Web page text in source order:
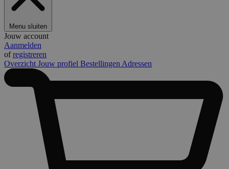
Menu sluiten
Jouw account
Aanmelden
ofregistreren
Overzicht Jouw profiel Bestellingen Adressen